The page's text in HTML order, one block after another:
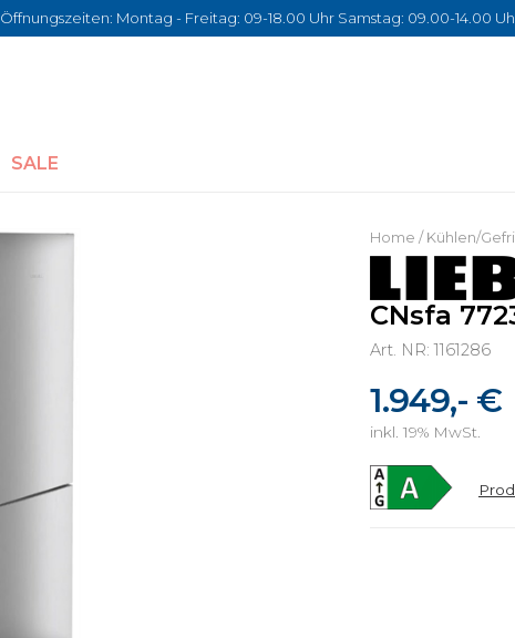
Öffnungszeiten: Montag - Freitag: 09-18.00 Uhr Samstag: 09.00-14.00
SALE
Home / Kühlen/
CNsfa
Art. NR: 1161286
1.949,- €
inkl. 19% MwSt.